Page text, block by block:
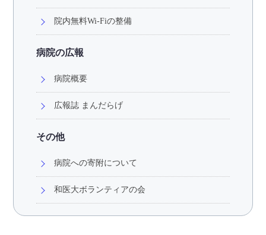
院内無料Wi-Fiの整備
病院の広報
病院概要
広報誌 まんだらげ
その他
病院への寄附について
和医大ボランティアの会